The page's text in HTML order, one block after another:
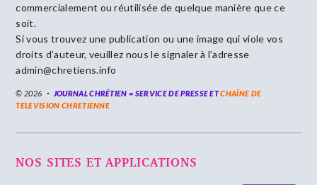
commercialement ou réutilisée de quelque manière que ce
soit.
Si vous trouvez une publication ou une image qui viole vos
droits d’auteur, veuillez nous le signaler à l’adresse
admin@chretiens.info
© 2026 JOURNAL CHRÉTIEN = SERVICE DE PRESSE ETCHAÎNE DE
TELEVISION CHRETIENNE
NOS SITES ET APPLICATIONS